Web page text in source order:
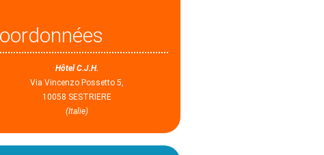
Hôtel C.J.H.
Via Vincenzo Possetto 5,
10058 SESTRIERE
(Italie)